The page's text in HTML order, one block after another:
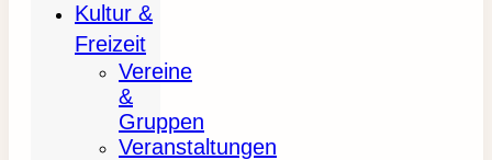
Kultur &
Freizeit
Vereine
&
Gruppen
Veranstaltungen